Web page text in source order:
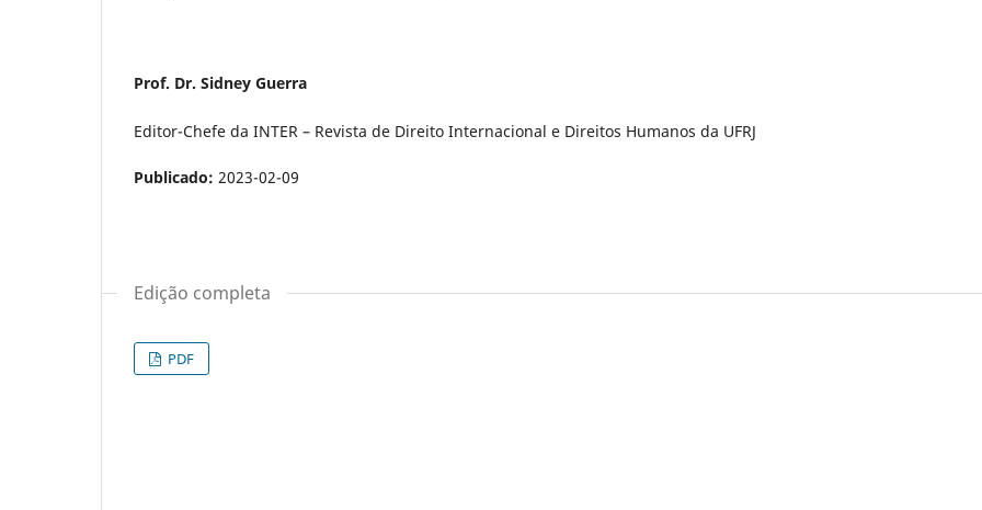
Prof. Dr. Sidney Guerra
Editor-Chefe da INTER – Revista de Direito Internacional e Direitos Humanos da UFRJ
Publicado: 2023-02-09
Edição completa
PDF